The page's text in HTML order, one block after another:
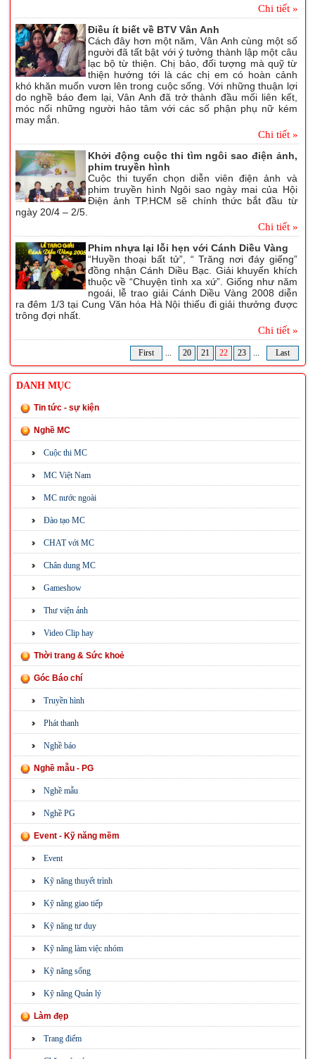
Chi tiết »
Điều ít biết về BTV Vân Anh
Cách đây hơn một năm, Vân Anh cùng một số
người đã tất bật với ý tưởng thành lập một câu
lạc bộ từ thiện. Chị bảo, đối tượng mà quỹ từ
thiện hướng tới là các chị em có hoàn cảnh
khó khăn muốn vươn lên trong cuộc sống. Với những thuận lợi
do nghề báo đem lại, Vân Anh đã trở thành đầu mối liên kết,
móc nối những người hảo tâm với các số phận phụ nữ kém
may mắn.
Chi tiết »
Khởi động cuộc thi tìm ngôi sao điện ảnh,
phim truyền hình
Cuộc thi tuyển chọn diễn viên điện ảnh và
phim truyền hình Ngôi sao ngày mai của Hội
Điện ảnh TP.HCM sẽ chính thức bắt đầu từ
ngày 20/4 – 2/5.
Chi tiết »
Phim nhựa lại lỗi hẹn với Cánh Diều Vàng
“Huyền thoại bất tử”, “ Trăng nơi đáy giếng”
đồng nhận Cánh Diều Bạc. Giải khuyến khích
thuộc về “Chuyện tình xa xứ”. Giống như năm
ngoái, lễ trao giải Cánh Diều Vàng 2008 diễn
ra đêm 1/3 tại Cung Văn hóa Hà Nội thiếu đi giải thưởng được
trông đợi nhất.
Chi tiết »
First ... 20 21 22 23 ... Last
DANH MỤC
Tin tức - sự kiện
Nghề MC
Cuộc thi MC
MC Việt Nam
MC nước ngoài
Đào tạo MC
CHAT với MC
Chân dung MC
Gameshow
Thư viện ảnh
Video Clip hay
Thời trang & Sức khoẻ
Góc Báo chí
Truyền hình
Phát thanh
Nghề báo
Nghề mẫu - PG
Nghề mẫu
Nghề PG
Event - Kỹ năng mềm
Event
Kỹ năng thuyết trình
Kỹ năng giao tiếp
Kỹ năng tư duy
Kỹ năng làm việc nhóm
Kỹ năng sống
Kỹ năng Quản lý
Làm đẹp
Trang điểm